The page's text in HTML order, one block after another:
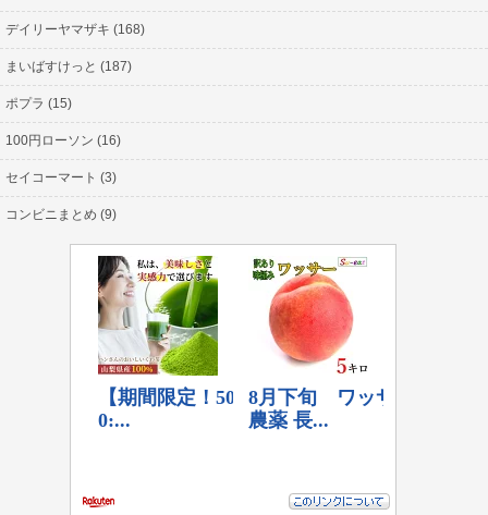
デイリーヤマザキ (168)
まいばすけっと (187)
ポプラ (15)
100円ローソン (16)
セイコーマート (3)
コンビニまとめ (9)